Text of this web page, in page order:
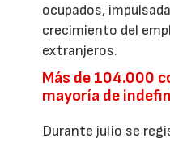
ocupados,
crecimiento del
extranjeros.
Más de 104.000
mayoría de
Durante julio se